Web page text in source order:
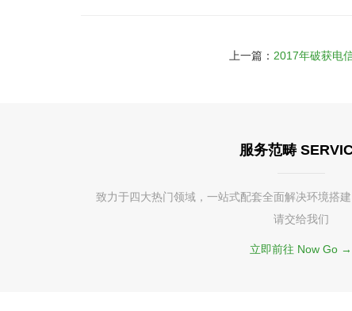
上一篇： 2017年破获电
服务范畴
致力于四大热门领域，一站式配套全面解决环境搭
请交给我们
立即前往 Now Go →